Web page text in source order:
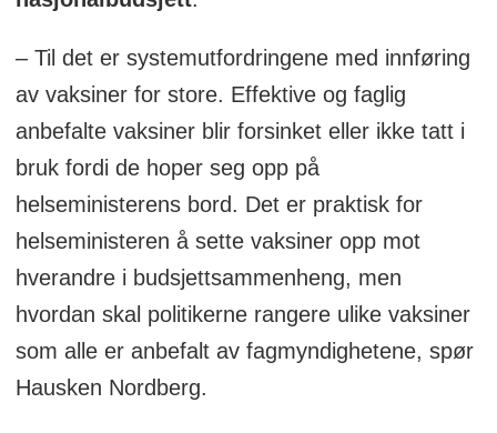
– Til det er systemutfordringene med innføring
av vaksiner for store. Effektive og faglig
anbefalte vaksiner blir forsinket eller ikke tatt i
bruk fordi de hoper seg opp på
helseministerens bord. Det er praktisk for
helseministeren å sette vaksiner opp mot
hverandre i budsjettsammenheng, men
hvordan skal politikerne rangere ulike vaksiner
som alle er anbefalt av fagmyndighetene, spør
Hausken Nordberg.